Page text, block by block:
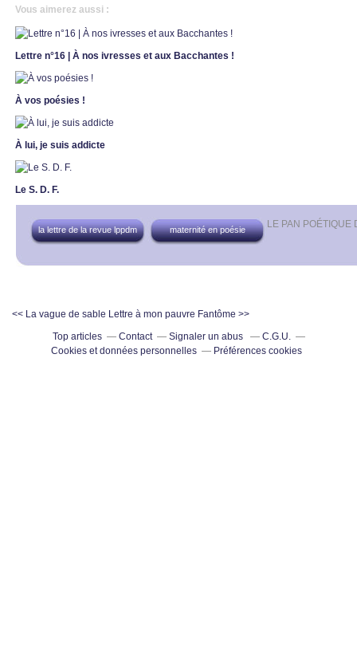
Vous aimerez aussi :
Lettre n°16 | À nos ivresses et aux Bacchantes !
À vos poésies !
À lui, je suis addicte
Le S. D. F.
LE PAN
la lettre de la revue lppdm maternité en poésie
<< La vague de sable Lettre à mon pauvre Fantôme >>
Top articles
Contact Signaler un abus
C.G.U.
Cookies et données personnelles
Préférences cookies